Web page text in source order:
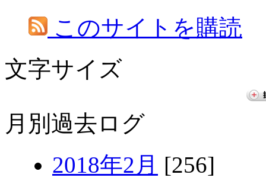
このサイトを購読
文字サイズ
月別過去ログ
2018年2月 [256]